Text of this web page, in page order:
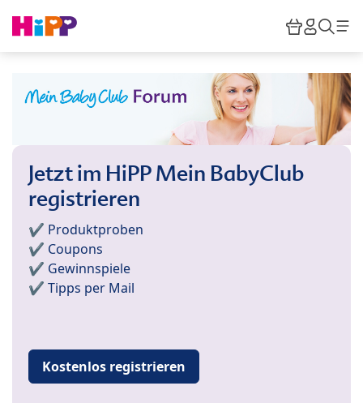
HiPP
Jetzt im HiPP Mein BabyClub
registrieren
✔️ Produktproben
✔️ Coupons
✔️ Gewinnspiele
✔️ Tipps per Mail
Kostenlos registrieren